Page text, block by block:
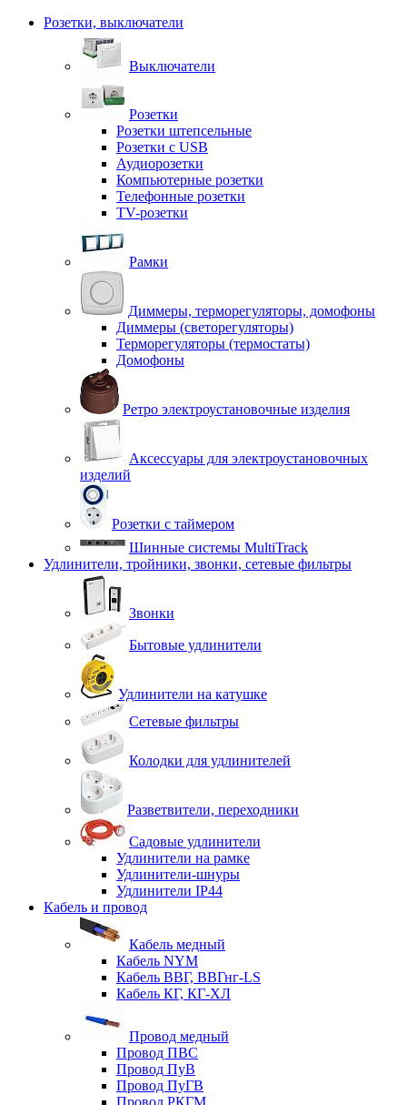
Розетки, выключатели
Выключатели
Розетки
Розетки штепсельные
Розетки с USB
Аудиорозетки
Компьютерные розетки
Телефонные розетки
TV-розетки
Рамки
Диммеры, терморегуляторы, домофоны
Диммеры (светорегуляторы)
Терморегуляторы (термостаты)
Домофоны
Ретро электроустановочные изделия
Аксессуары для электроустановочных
изделий
Розетки с таймером
Шинные системы MultiTrack
Удлинители, тройники, звонки, сетевые фильтры
Звонки
Бытовые удлинители
Удлинители на катушке
Сетевые фильтры
Колодки для удлинителей
Разветвители, переходники
Садовые удлинители
Удлинители на рамке
Удлинители-шнуры
Удлинители IP44
Кабель и провод
Кабель медный
Кабель NYM
Кабель ВВГ, ВВГнг-LS
Кабель КГ, КГ-ХЛ
Провод медный
Провод ПВС
Провод ПуВ
Провод ПуГВ
Провод РКГМ